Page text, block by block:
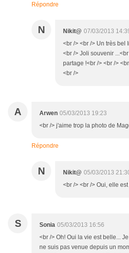
Répondre
N Nikit@ 07/03/2013
<br /> <br /> Un très bel
<br /> Joli souvenir
partage !<br /> <br />
<br />
A Arwen 05/03/2013 19:23
<br /> j'aime trop la photo de
Répondre
N Nikit@ 05/03/2013
<br /> <br /> Oui, elle
S Sonia 05/03/2013 16:56
<br /> Oh! Oui la vie est belle...
ne suis pas venue depuis un